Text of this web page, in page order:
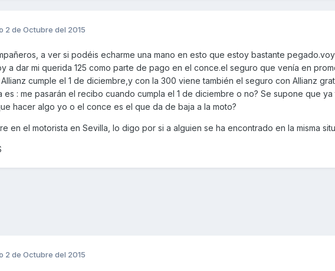
2 de Octubre del 2015
a ver si podéis echarme una mano en esto que estoy bastante
a dar mi querida 125 como parte de pago en el conce.el seguro que venía en
cumple el 1 de diciembre,y con la 300 viene también el seguro con Allianz
es : me pasarán el recibo cuando cumpla el 1 de diciembre o no? Se supone que
hacer algo yo o el conce es el que da de baja a la moto?
en el motorista en Sevilla, lo digo por si a alguien se ha encontrado en la misma
2 de Octubre del 2015